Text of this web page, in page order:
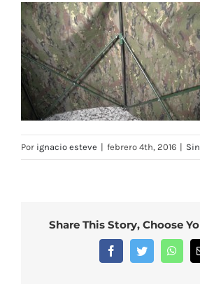
Por ignacio esteve | febrero 4th, 2016 |
Share This Story, Choose
FacebookTwitter